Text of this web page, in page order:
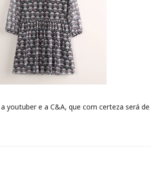
youtuber e a C&A, que com certeza será